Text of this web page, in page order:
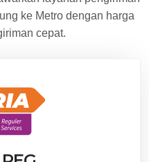
ke Metro dengan harga
cepat.